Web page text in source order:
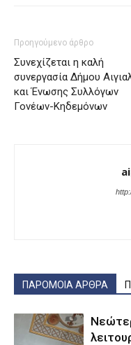
Προηγούμενο άρθρο
Συνεχίζεται η καλή
συνεργασία Δήμου
και Ένωσης Συλλόγων
Γονέων-Κηδεμόνων
ΠΑΡΟΜΟΙΑ ΑΡΘΡΑ